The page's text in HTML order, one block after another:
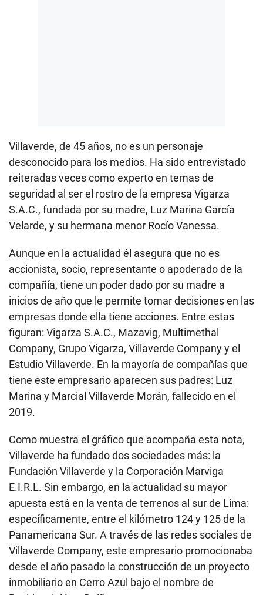
—Hombre de negocios—